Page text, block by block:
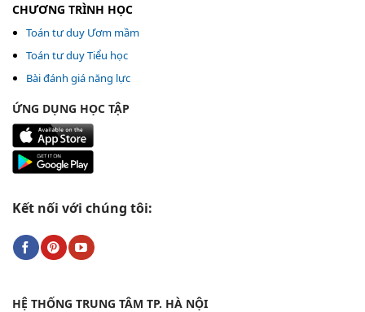
CHƯƠNG TRÌNH HỌC
Toán tư duy Ươm mầm
Toán tư duy Tiểu học
Bài đánh giá năng lực
ỨNG DỤNG HỌC TẬP
Kết nối với chúng tôi:
HỆ THỐNG TRUNG TÂM TP. HÀ NỘI